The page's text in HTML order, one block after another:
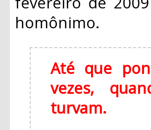
homônimo.
Até que
vezes,
turvam.